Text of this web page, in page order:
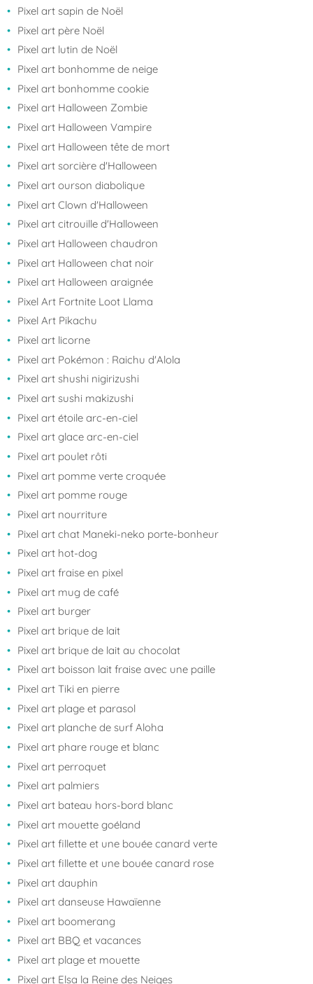
Pixel art sapin de Noël
Pixel art père Noël
Pixel art lutin de Noël
Pixel art bonhomme de neige
Pixel art bonhomme cookie
Pixel art Halloween Zombie
Pixel art Halloween Vampire
Pixel art Halloween tête de mort
Pixel art sorcière d'Halloween
Pixel art ourson diabolique
Pixel art Clown d'Halloween
Pixel art citrouille d'Halloween
Pixel art Halloween chaudron
Pixel art Halloween chat noir
Pixel art Halloween araignée
Pixel Art Fortnite Loot Llama
Pixel Art Pikachu
Pixel art licorne
Pixel art Pokémon : Raichu d'Alola
Pixel art shushi nigirizushi
Pixel art sushi makizushi
Pixel art étoile arc-en-ciel
Pixel art glace arc-en-ciel
Pixel art poulet rôti
Pixel art pomme verte croquée
Pixel art pomme rouge
Pixel art nourriture
Pixel art chat Maneki-neko porte-bonheur
Pixel art hot-dog
Pixel art fraise en pixel
Pixel art mug de café
Pixel art burger
Pixel art brique de lait
Pixel art brique de lait au chocolat
Pixel art boisson lait fraise avec une paille
Pixel art Tiki en pierre
Pixel art plage et parasol
Pixel art planche de surf Aloha
Pixel art phare rouge et blanc
Pixel art perroquet
Pixel art palmiers
Pixel art bateau hors-bord blanc
Pixel art mouette goéland
Pixel art fillette et une bouée canard verte
Pixel art fillette et une bouée canard rose
Pixel art dauphin
Pixel art danseuse Hawaïenne
Pixel art boomerang
Pixel art BBQ et vacances
Pixel art plage et mouette
Pixel art Elsa la Reine des Neiges